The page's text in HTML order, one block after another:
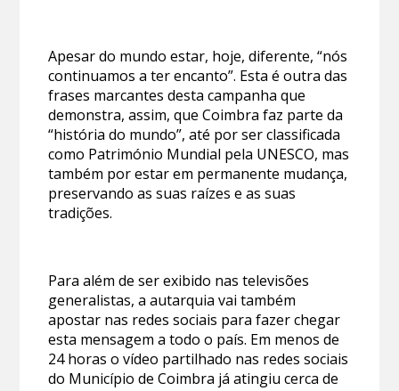
Apesar do mundo estar, hoje, diferente, “nós
continuamos a ter encanto”. Esta é outra das
frases marcantes desta campanha que
demonstra, assim, que Coimbra faz parte da
“história do mundo”, até por ser classificada
como Património Mundial pela UNESCO, mas
também por estar em permanente mudança,
preservando as suas raízes e as suas
tradições.
Para além de ser exibido nas televisões
generalistas, a autarquia vai também
apostar nas redes sociais para fazer chegar
esta mensagem a todo o país. Em menos de
24 horas o vídeo partilhado nas redes sociais
do Município de Coimbra já atingiu cerca de